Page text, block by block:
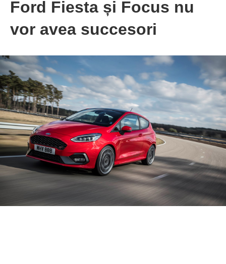
Ford Fiesta și Focus nu
vor avea succesori